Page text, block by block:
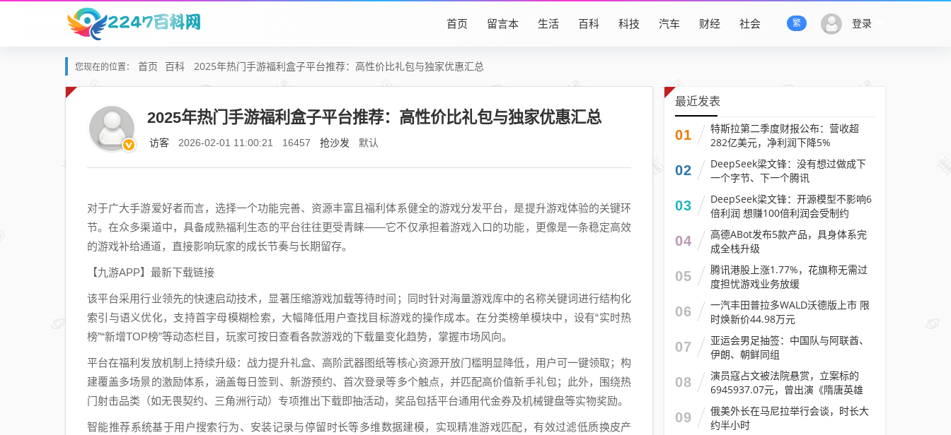
登录
繁
首页 留言本 生活 百科 科技 汽车 财经 社会
您现在的位置： 首页 百科 2025年热门手游福利盒子平台推荐：高性价比礼包与独家优惠汇总
2025年热门手游福利盒子平台推荐：高性价比礼包与独家优惠汇总
访客 2026-02-01 11:00:21 16457 抢沙发 默认
对于广大手游爱好者而言，选择一个功能完善、资源丰富且福利体系健全的游戏分发平台，是提升游戏体验的关键环
节。在众多渠道中，具备成熟福利生态的平台往往更受青睐——它不仅承担着游戏入口的功能，更像是一条稳定高效
的游戏补给通道，直接影响玩家的成长节奏与长期留存。
【九游APP】最新下载链接
该平台采用行业领先的快速启动技术，显著压缩游戏加载等待时间；同时针对海量游戏库中的名称关键词进行结构化
索引与语义优化，支持首字母模糊检索，大幅降低用户查找目标游戏的操作成本。在分类榜单模块中，设有“实时热
榜”“新增TOP榜”等动态栏目，玩家可按日查看各款游戏的下载量变化趋势，掌握市场风向。
平台在福利发放机制上持续升级：战力提升礼盒、高阶武器图纸等核心资源开放门槛明显降低，用户可一键领取；构
建覆盖多场景的激励体系，涵盖每日签到、新游预约、首次登录等多个触点，并匹配高价值新手礼包；此外，围绕热
门射击品类（如无畏契约、三角洲行动）专项推出下载即抽活动，奖品包括平台通用代金券及机械键盘等实物奖励。
智能推荐系统基于用户搜索行为、安装记录与停留时长等多维数据建模，实现精准游戏匹配，有效过滤低质换皮产
最近发表
01
特斯拉第二季度财报公布：营收超
282亿美元，净利润下降5%
02
DeepSeek梁文锋：没有想过做成下
一个字节、下一个腾讯
03
DeepSeek梁文锋：开源模型不影响6
倍利润 想赚100倍利润会受制约
04
高德ABot发布5款产品，具身体系完
成全栈升级
05
腾讯港股上涨1.77%，花旗称无需过
度担忧游戏业务放缓
06
一汽丰田普拉多WALD沃德版上市 限
时焕新价44.98万元
07
亚运会男足抽签：中国队与阿联酋、
伊朗、朝鲜同组
08
演员寇占文被法院悬赏，立案标的
6945937.07元，曾出演《隋唐英雄
传》《逐玉》《镖人》等
09
俄美外长在马尼拉举行会谈，时长大
约半小时